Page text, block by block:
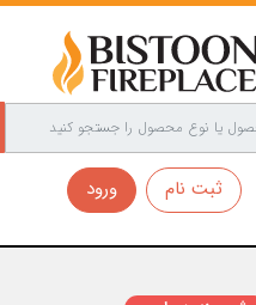
ورود ثبت نام